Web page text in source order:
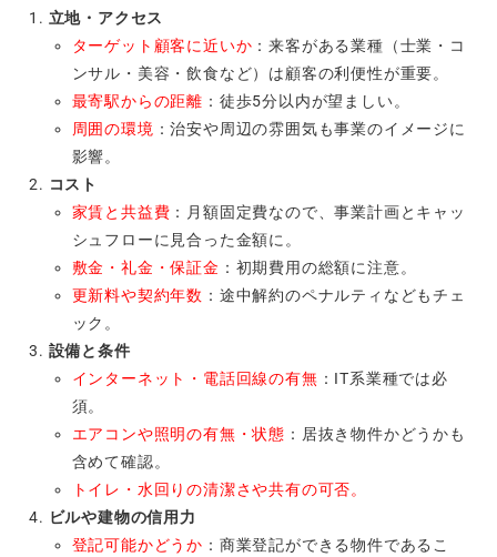
立地・アクセス
ターゲット顧客に近いか ：来客がある業種（士業・コ
ンサル・美容・飲食など）は顧客の利便性が重要。
最寄駅からの距離 ：徒歩5分以内が望ましい。
周囲の環境 ：治安や周辺の雰囲気も事業のイメージに
影響。
コスト
家賃と共益費 ：月額固定費なので、事業計画とキャッ
シュフローに見合った金額に。
敷金・礼金・保証金 ：初期費用の総額に注意。
更新料や契約年数 ：途中解約のペナルティなどもチェ
ック。
設備と条件
インターネット・電話回線の有無 ：IT系業種では必
須。
エアコンや照明の有無・状態 ：居抜き物件かどうかも
含めて確認。
トイレ・水回りの清潔さや共有の可否。
ビルや建物の信用力
登記可能かどうか ：商業登記ができる物件であるこ